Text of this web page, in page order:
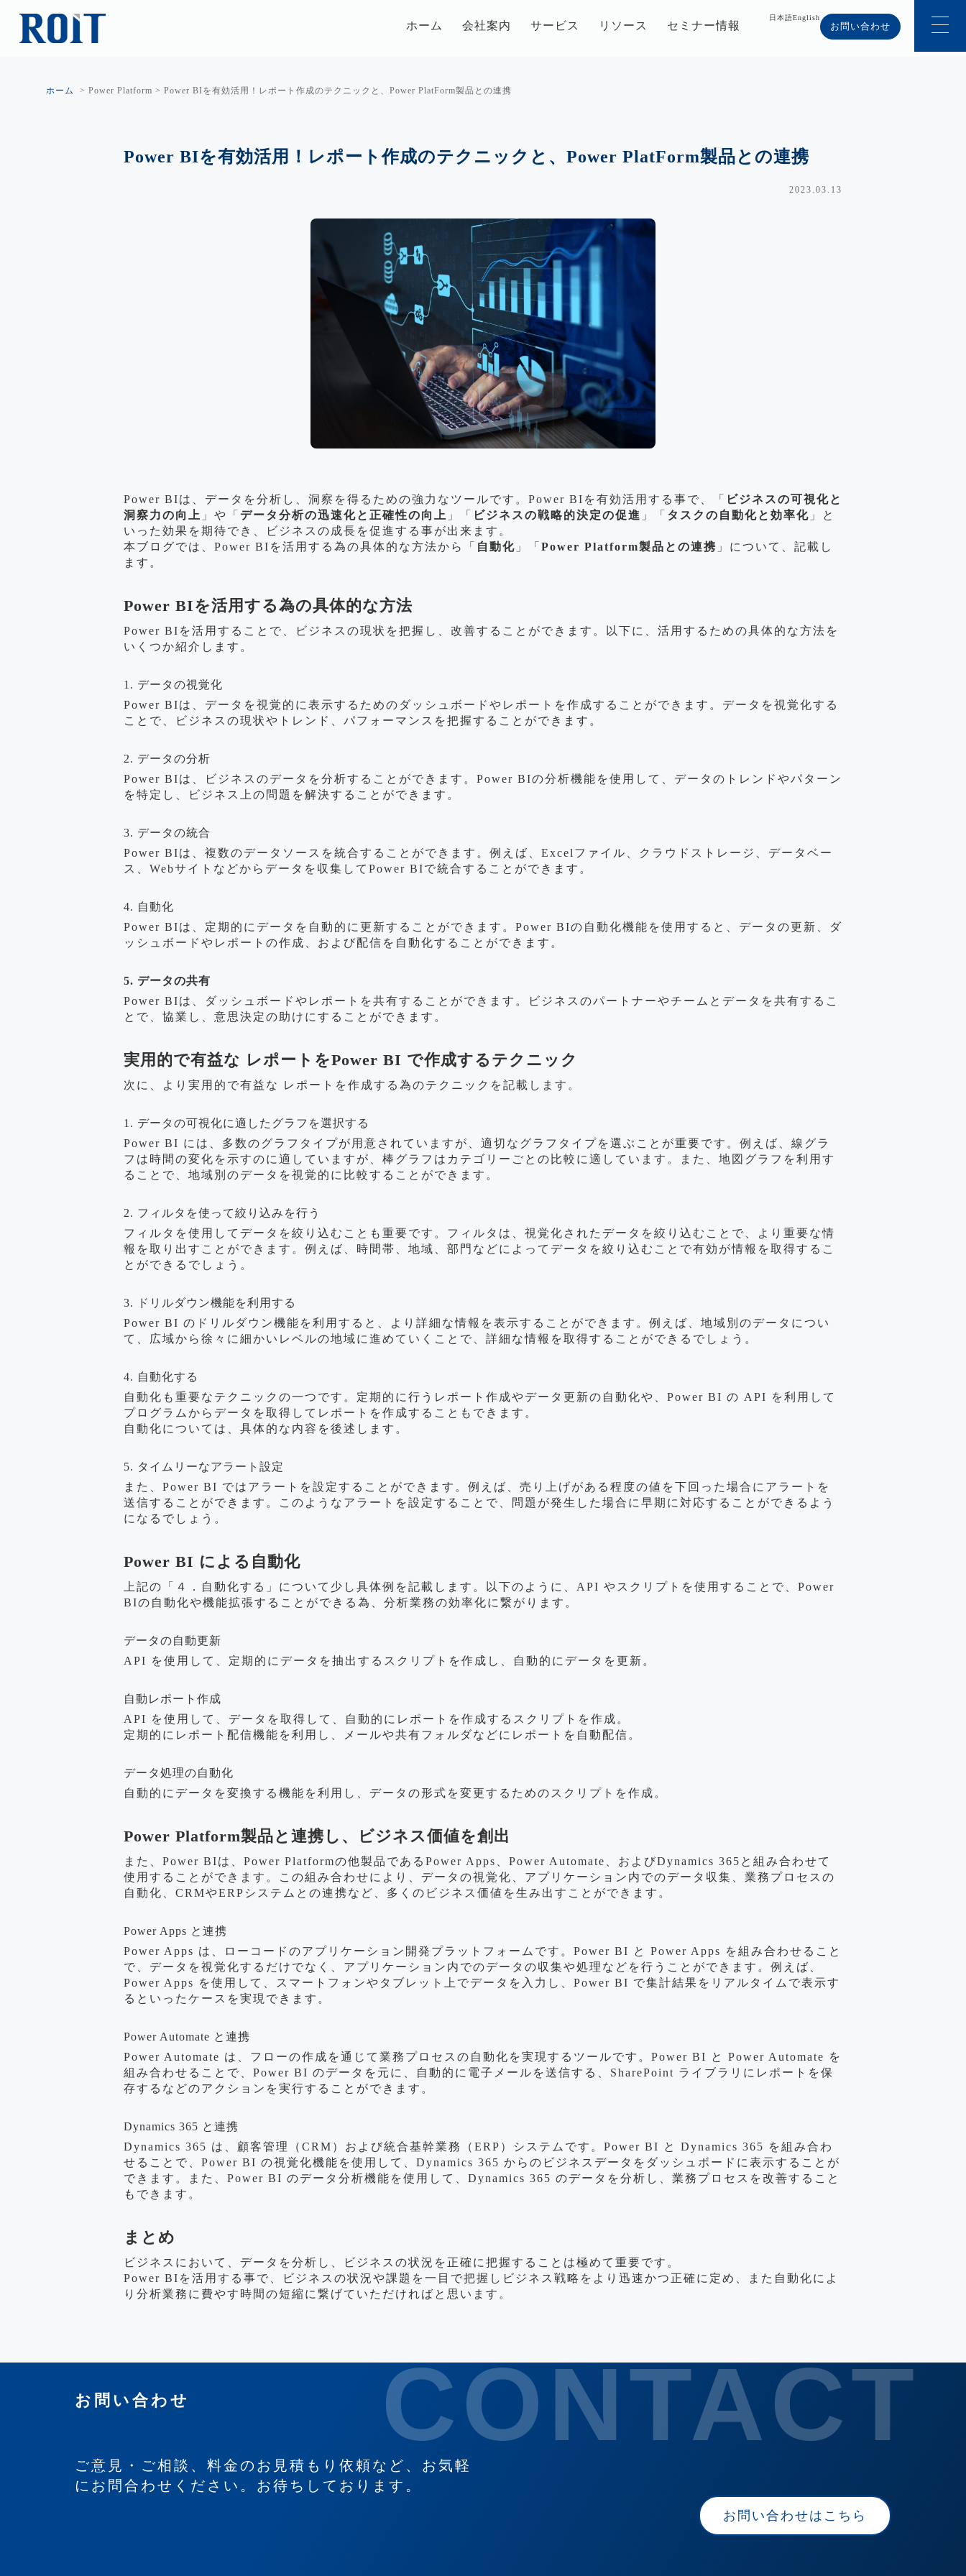
ホーム 会社案内 サービス リソース セミナー情報
日本語English
お問い合わせ
ホーム > Power Platform > Power BIを有効活用！レポート作成のテクニックと、Power PlatForm製品との連携
Power BIを有効活用！レポート作成のテクニックと、Power PlatForm製品との連携
2023.03.13
Power BIは、データを分析し、洞察を得るための強力なツールです。Power BIを有効活用する事で、「
ビジネスの可視化と
洞察力の向上 」や「 データ分析の迅速化と正確性の向上 」「 ビジネスの戦略的決定の促進 」「 タスクの自動化と効率化 」と
いった効果を期待でき、ビジネスの成長を促進する事が出来ます。
本ブログでは、Power BIを活用する為の具体的な方法から「 自動化 」「 Power Platform製品との連携 」について、記載し
ます。
Power BIを活用する為の具体的な方法
Power BIを活用することで、ビジネスの現状を把握し、改善することができます。以下に、活用するための具体的な方法を
いくつか紹介します。
1. データの視覚化
Power BIは、データを視覚的に表示するためのダッシュボードやレポートを作成することができます。データを視覚化する
ことで、ビジネスの現状やトレンド、パフォーマンスを把握することができます。
2. データの分析
Power BIは、ビジネスのデータを分析することができます。Power BIの分析機能を使用して、データのトレンドやパターン
を特定し、ビジネス上の問題を解決することができます。
3. データの統合
Power BIは、複数のデータソースを統合することができます。例えば、Excelファイル、クラウドストレージ、データベー
ス、Webサイトなどからデータを収集してPower BIで統合することができます。
4. 自動化
Power BIは、定期的にデータを自動的に更新することができます。Power BIの自動化機能を使用すると、データの更新、ダ
ッシュボードやレポートの作成、および配信を自動化することができます。
5. データの共有
Power BIは、ダッシュボードやレポートを共有することができます。ビジネスのパートナーやチームとデータを共有するこ
とで、協業し、意思決定の助けにすることができます。
実用的で有益な レポートをPower BI で作成するテクニック
次に、より実用的で有益な レポートを作成する為のテクニックを記載します。
1. データの可視化に適したグラフを選択する
Power BI には、多数のグラフタイプが用意されていますが、適切なグラフタイプを選ぶことが重要です。例えば、線グラ
フは時間の変化を示すのに適していますが、棒グラフはカテゴリーごとの比較に適しています。また、地図グラフを利用す
ることで、地域別のデータを視覚的に比較することができます。
2. フィルタを使って絞り込みを行う
フィルタを使用してデータを絞り込むことも重要です。フィルタは、視覚化されたデータを絞り込むことで、より重要な情
報を取り出すことができます。例えば、時間帯、地域、部門などによってデータを絞り込むことで有効が情報を取得するこ
とができるでしょう。
3. ドリルダウン機能を利用する
Power BI のドリルダウン機能を利用すると、より詳細な情報を表示することができます。例えば、地域別のデータについ
て、広域から徐々に細かいレベルの地域に進めていくことで、詳細な情報を取得することができるでしょう。
4. 自動化する
自動化も重要なテクニックの一つです。定期的に行うレポート作成やデータ更新の自動化や、Power BI の API を利用して
プログラムからデータを取得してレポートを作成することもできます。
自動化については、具体的な内容を後述します。
5. タイムリーなアラート設定
また、Power BI ではアラートを設定することができます。例えば、売り上げがある程度の値を下回った場合にアラートを
送信することができます。このようなアラートを設定することで、問題が発生した場合に早期に対応することができるよう
になるでしょう。
Power BI による自動化
上記の「４．自動化する」について少し具体例を記載します。以下のように、API やスクリプトを使用することで、Power
BIの自動化や機能拡張することができる為、分析業務の効率化に繋がります。
データの自動更新
API を使用して、定期的にデータを抽出するスクリプトを作成し、自動的にデータを更新。
自動レポート作成
API を使用して、データを取得して、自動的にレポートを作成するスクリプトを作成。
定期的にレポート配信機能を利用し、メールや共有フォルダなどにレポートを自動配信。
データ処理の自動化
自動的にデータを変換する機能を利用し、データの形式を変更するためのスクリプトを作成。
Power Platform製品と連携し、ビジネス価値を創出
また、Power BIは、Power Platformの他製品であるPower Apps、Power Automate、およびDynamics 365と組み合わせて
使用することができます。この組み合わせにより、データの視覚化、アプリケーション内でのデータ収集、業務プロセスの
自動化、CRMやERPシステムとの連携など、多くのビジネス価値を生み出すことができます。
Power Apps と連携
Power Apps は、ローコードのアプリケーション開発プラットフォームです。Power BI と Power Apps を組み合わせること
で、データを視覚化するだけでなく、アプリケーション内でのデータの収集や処理などを行うことができます。例えば、
Power Apps を使用して、スマートフォンやタブレット上でデータを入力し、Power BI で集計結果をリアルタイムで表示す
るといったケースを実現できます。
Power Automate と連携
Power Automate は、フローの作成を通じて業務プロセスの自動化を実現するツールです。Power BI と Power Automate を
組み合わせることで、Power BI のデータを元に、自動的に電子メールを送信する、SharePoint ライブラリにレポートを保
存するなどのアクションを実行することができます。
Dynamics 365 と連携
Dynamics 365 は、顧客管理（CRM）および統合基幹業務（ERP）システムです。Power BI と Dynamics 365 を組み合わ
せることで、Power BI の視覚化機能を使用して、Dynamics 365 からのビジネスデータをダッシュボードに表示することが
できます。また、Power BI のデータ分析機能を使用して、Dynamics 365 のデータを分析し、業務プロセスを改善すること
もできます。
まとめ
ビジネスにおいて、データを分析し、ビジネスの状況を正確に把握することは極めて重要です。
Power BIを活用する事で、ビジネスの状況や課題を一目で把握しビジネス戦略をより迅速かつ正確に定め、また自動化によ
り分析業務に費やす時間の短縮に繋げていただければと思います。
お問い合わせ
ご意見・ご相談、料金のお見積もり依頼など、お気軽
にお問合わせください。お待ちしております。
お問い合わせはこちら